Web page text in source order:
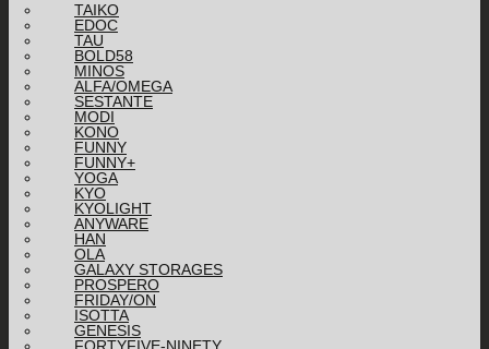
TAIKO
EDOC
TAU
BOLD58
MINOS
ALFA/OMEGA
SESTANTE
MODI
KONO
FUNNY
FUNNY+
YOGA
KYO
KYOLIGHT
ANYWARE
HAN
OLA
GALAXY STORAGES
PROSPERO
FRIDAY/ON
ISOTTA
GENESIS